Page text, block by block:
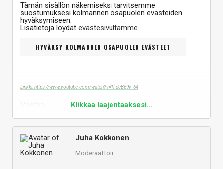
Tämän sisällön näkemiseksi tarvitsemme
suostumuksesi kolmannen osapuolen evästeiden
hyväksymiseen.
Lisätietoja löydät evästesivultamme
HYVÄKSY KOLMANNEN OSAPUOLEN EVÄSTEET
Linkki: https://www.youtube.com/watch?v=1FdcB69v_64
Klikkaa laajentaaksesi...
Juha Kokkonen
Moderaattori